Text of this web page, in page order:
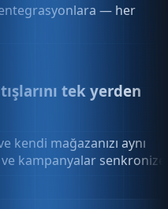
tek yerden
kendi mağazanızı aynı
kampanyalar senkronize